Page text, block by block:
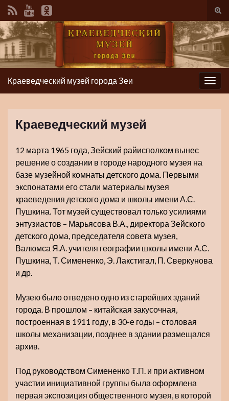
Вкл/
Вкл/
выкл
Краеведческий музей города Зеи
Краеведческий музей
12 марта 1965 года, Зейский райисполком вынес
решение о создании в городе народного музея на
базе музейной комнаты детского дома. Первыми
экспонатами его стали материалы музея
краеведения детского дома и школы имени А.С.
Пушкина. Тот музей существовал только усилиями
энтузиастов – Марьясова В.А., директора Зейского
детского дома, председателя совета музея,
Валюмса Я.А. учителя географии школы имени А.С.
Пушкина, Т. Симененко, Э. Лакстигал, П. Сверкунова
и др.
Музею было отведено одно из старейших зданий
города. В прошлом – китайская закусочная,
построенная в 1911 году, в 30-е годы – столовая
школы механизации, позднее в здании размещался
архив.
Под руководством Симененко Т.П. и при активном
участии инициативной группы была оформлена
первая экспозиция общественного музея, в которой